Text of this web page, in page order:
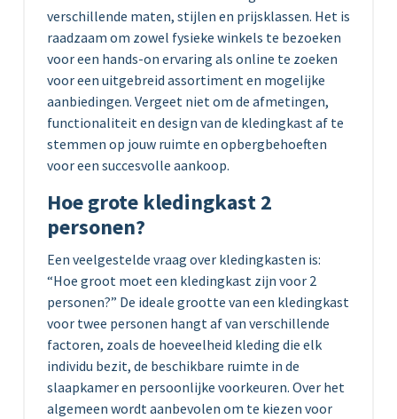
verschillende maten, stijlen en prijsklassen. Het is
raadzaam om zowel fysieke winkels te bezoeken
voor een hands-on ervaring als online te zoeken
voor een uitgebreid assortiment en mogelijke
aanbiedingen. Vergeet niet om de afmetingen,
functionaliteit en design van de kledingkast af te
stemmen op jouw ruimte en opbergbehoeften
voor een succesvolle aankoop.
Hoe grote kledingkast 2
personen?
Een veelgestelde vraag over kledingkasten is:
“Hoe groot moet een kledingkast zijn voor 2
personen?” De ideale grootte van een kledingkast
voor twee personen hangt af van verschillende
factoren, zoals de hoeveelheid kleding die elk
individu bezit, de beschikbare ruimte in de
slaapkamer en persoonlijke voorkeuren. Over het
algemeen wordt aanbevolen om te kiezen voor